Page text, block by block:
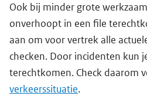
Ook bij minder grote
onverhoopt in een file
aan om voor vertrek alle
checken. Door incidenten kun
terechtkomen. Check daarom
verkeerssituatie.